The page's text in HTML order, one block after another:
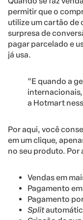
permitir que o
utilize um cartão
surpresa de
pagar parcelado e
já usa.
“E quando a
a Hotmart
Por aqui, você
em um clique,
no seu produto. Por
Vendas em
Pagamento
Pagamento
Split